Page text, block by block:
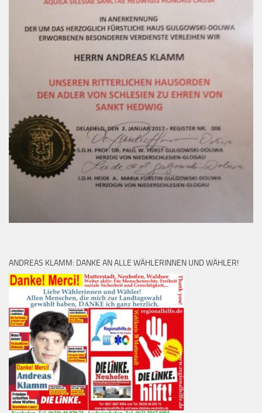
ANDREAS KLAMM: DANKE AN ALLE WÄHLERINNEN UND WÄHLER!